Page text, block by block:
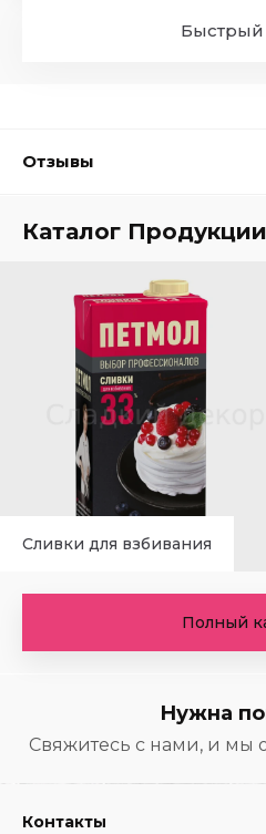
Быстрый
Отзывы
Каталог Продукции
Сливки для взбивания
Полный
Нужна
Свяжитесь с нами, и мы
Контакты